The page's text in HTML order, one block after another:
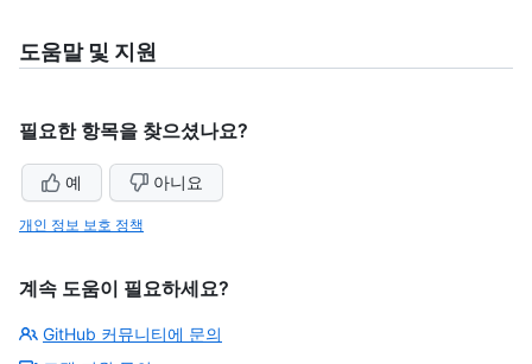
도움말 및 지원
필요한 항목을 찾으셨나요?
예 아니요
개인 정보 보호 정책
계속 도움이 필요하세요?
GitHub 커뮤니티에 문의